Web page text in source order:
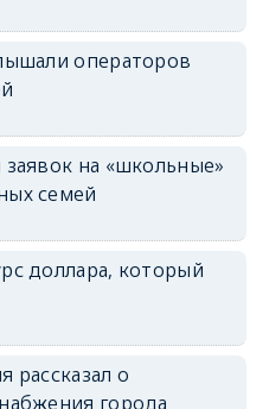
операторов
на «школьные»
семей
доллара, который
рассказал о
города